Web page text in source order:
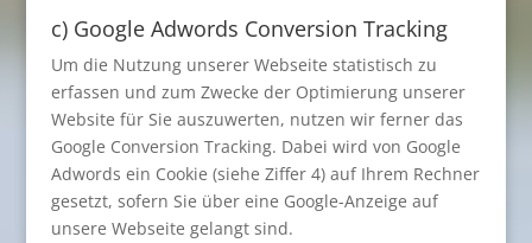
c) Google Adwords Conversion Tracking
Um die Nutzung unserer Webseite statistisch zu
erfassen und zum Zwecke der Optimierung unserer
Website für Sie auszuwerten, nutzen wir ferner das
Google Conversion Tracking. Dabei wird von Google
Adwords ein Cookie (siehe Ziffer 4) auf Ihrem Rechner
gesetzt, sofern Sie über eine Google-Anzeige auf
unsere Webseite gelangt sind.